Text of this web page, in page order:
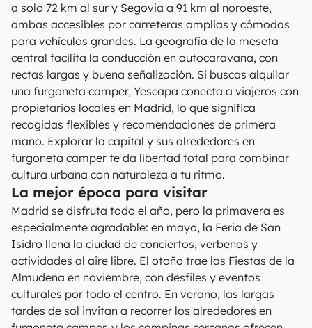
a solo 72 km al sur y Segovia a 91 km al noroeste,
ambas accesibles por carreteras amplias y cómodas
para vehículos grandes. La geografía de la meseta
central facilita la conducción en autocaravana, con
rectas largas y buena señalización. Si buscas alquilar
una furgoneta camper, Yescapa conecta a viajeros con
propietarios locales en Madrid, lo que significa
recogidas flexibles y recomendaciones de primera
mano. Explorar la capital y sus alrededores en
furgoneta camper te da libertad total para combinar
cultura urbana con naturaleza a tu ritmo.
La mejor época para visitar
Madrid se disfruta todo el año, pero la primavera es
especialmente agradable: en mayo, la Feria de San
Isidro llena la ciudad de conciertos, verbenas y
actividades al aire libre. El otoño trae las Fiestas de la
Almudena en noviembre, con desfiles y eventos
culturales por todo el centro. En verano, las largas
tardes de sol invitan a recorrer los alrededores en